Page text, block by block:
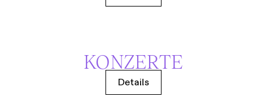
KONZERTE
Details